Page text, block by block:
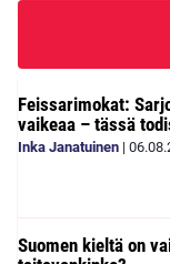
Feissarimokat:
vaikeaa – tässä
Inka Janatuinen |
Suomen kieltä on